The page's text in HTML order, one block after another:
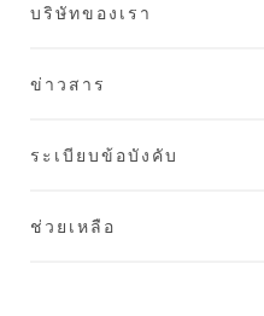
บริษัทของเรา
ข่าวสาร
ระเบียบข้อบังคับ
ช่วยเหลือ